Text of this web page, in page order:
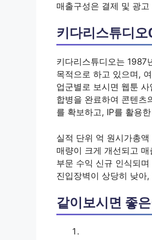
매출구성은 결제 및 광
키다리스튜디
키다리스튜디오는 1987
목적으로 하고 있으며,
업군별로 보시면 웹툰
합병을 완료하여 콘텐츠
를 확보하고, IP를 활용
실적 단위 억 원시가총
매량이 크게 개선되고
부문 수익 신규 인식되
진입장벽이 상당히 낮아
같이보시면 좋